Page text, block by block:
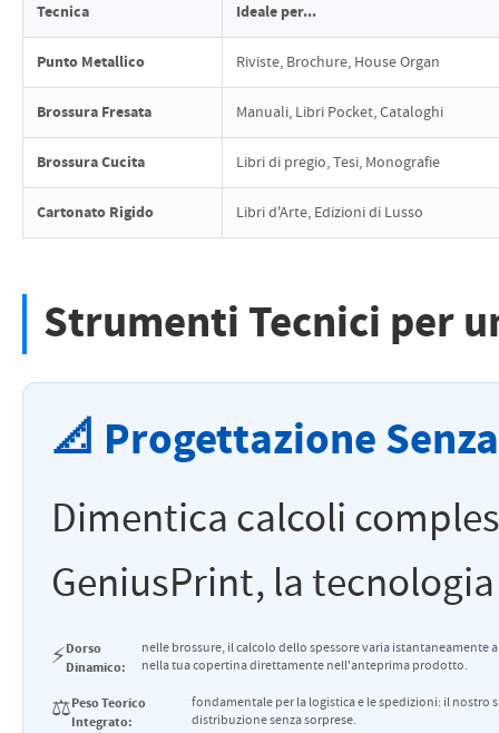
Tecnica Ideale per...
Punto Metallico Riviste, Brochure, House Organ
Brossura Fresata Manuali, Libri Pocket, Cataloghi
Brossura Cucita Libri di pregio, Tesi, Monografie
Cartonato Rigido Libri d'Arte, Edizioni di Lusso
Strumenti Tecnici per
📐 Progettazione
Dimentica calcoli
GeniusPrint, la
⚡Dorso
Dinamico:
nelle brossure, il calcolo dello spessore varia istantaneamente
nella tua copertina direttamente nell'anteprima prodotto.
⚖️Peso Teorico
Integrato:
fondamentale per la logistica e le spedizioni: il
distribuzione senza sorprese.